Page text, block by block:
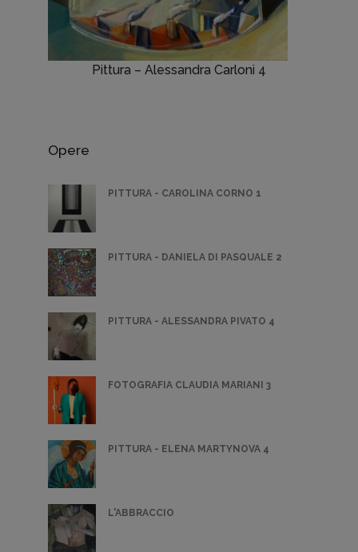
Pittura – Alessandra Carloni 4
Opere
PITTURA - CAROLINA CORNO 1
PITTURA - DANIELA DI PASQUALE 2
PITTURA - ALESSANDRA PIVATO 4
FOTOGRAFIA CLAUDIA MARIANI 3
PITTURA - ELENA MARTYNOVA 4
L'ABBRACCIO